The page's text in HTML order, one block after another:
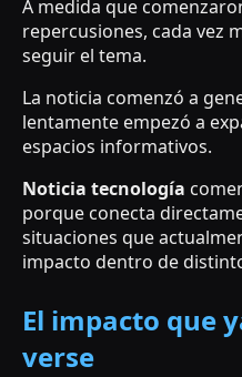
A medida que
repercusiones, cada vez
seguir el tema.
La noticia comenzó a
lentamente empezó a
espacios informativos.
Noticia tecnología
porque conecta
situaciones que
impacto dentro de
El impacto que
verse